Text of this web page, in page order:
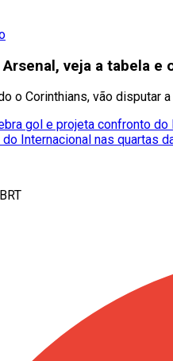
veja a tabela
o Corinthians, vão disputar
gol e projeta confronto do
Internacional nas quartas